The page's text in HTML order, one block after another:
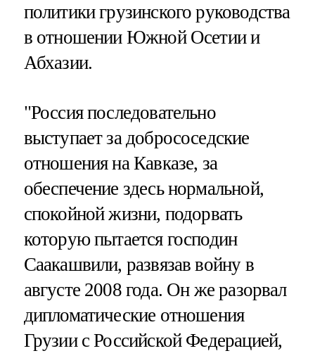
политики грузинского руководства
в отношении Южной Осетии и
Абхазии.
"Россия последовательно
выступает за добрососедские
отношения на Кавказе, за
обеспечение здесь нормальной,
спокойной жизни, подорвать
которую пытается господин
Саакашвили, развязав войну в
августе 2008 года. Он же разорвал
дипломатические отношения
Грузии с Российской Федерацией,